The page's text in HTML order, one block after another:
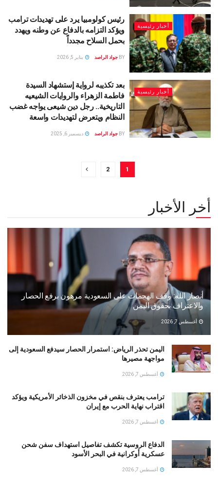
أخبار رئيسية
رئيس كولومبيا يرد على تهديدات ترامب
ويؤكد التزامه بالدفاع عن وطنه ويهدد
بحمل السلاح مجدداً
BY جواد الراصد يناير 5, 2026
أخبار رئيسية
بعد تكذيبه لرواية إستشهاد السيدة
فاطمة الزهراء والروايات الشيعيه
التاريخية.. رجل دين شيعى يواجه غضب
النظام ويتعرض لتهديدات واسعة
BY جواد الراصد ديسمبر 6, 2025
1
2
أخر الأخبار
أنصار الله: وقف الهجمات على السعودية مرهون برفع الحصار
والاعتراف بحقوق اليمن
أغسطس 7, 2026
اليمن تحذر الرياض: استمرار الحصار سيدفع السعودية إلى
مواجهة مصيرها
أغسطس 7, 2026
ترامب يعترف بنقص في مخزون الذخائر الأمريكية ويؤكد
اقتراب نهاية الحرب مع إيران
أغسطس 7, 2026
الدفاع الروسية تكشف تفاصيل استهداف سفن شحن
عسكرية أوكرانية في البحر الأسود
أغسطس 7, 2026